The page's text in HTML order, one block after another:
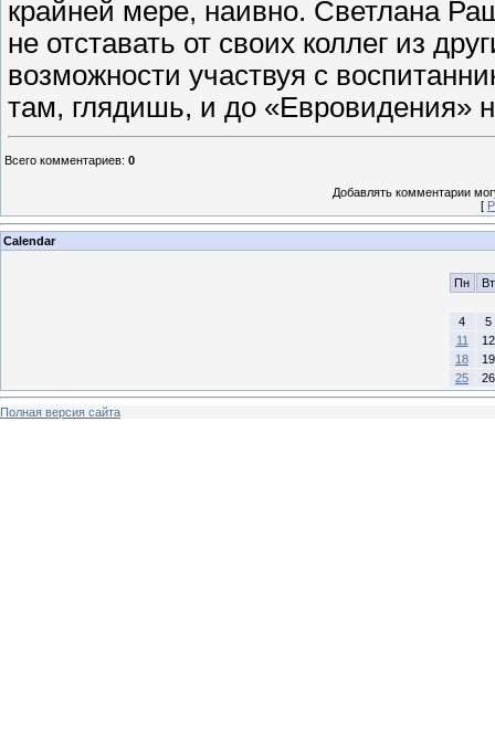
крайней мере, наивно. Светлана
не отставать от своих коллег из
возможности участвуя с
там, глядишь, и до «Евровидения»
Всего комментариев: 0
Добавлять комментарии
[
Calendar
Пн Вт
4
5
11
12
18
19
25
26
Полная версия сайта